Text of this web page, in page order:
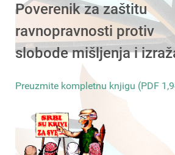
Poverenik za zaštitu
ravnopravnosti protiv
slobode mišljenja i
Preuzmite kompletnu knjigu (PDF